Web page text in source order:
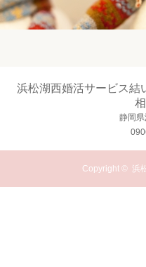
浜松湖西婚活サービス
静岡
Copyright © 浜